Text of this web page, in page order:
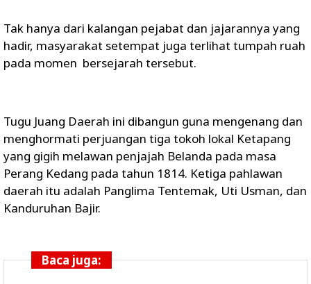
Tak hanya dari kalangan pejabat dan jajarannya yang
hadir, masyarakat setempat juga terlihat tumpah ruah
pada momen bersejarah tersebut.
Tugu Juang Daerah ini dibangun guna mengenang dan
menghormati perjuangan tiga tokoh lokal Ketapang
yang gigih melawan penjajah Belanda pada masa
Perang Kedang pada tahun 1814. Ketiga pahlawan
daerah itu adalah Panglima Tentemak, Uti Usman, dan
Kanduruhan Bajir.
Baca juga: